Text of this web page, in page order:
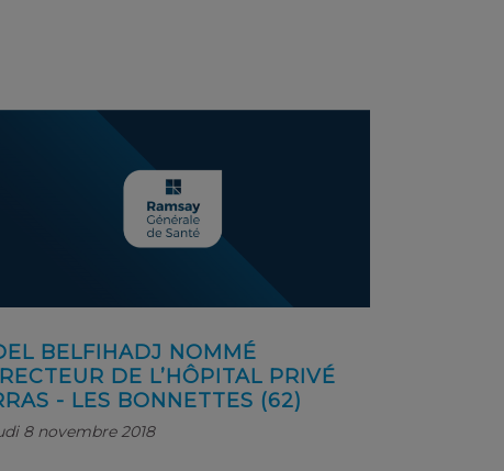
BELFIHADJ NOMMÉ
DE L’HÔPITAL PRIVÉ
- LES BONNETTES (62)
8 novembre 2018